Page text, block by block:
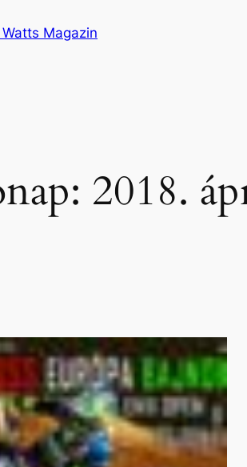
Magazin
2018.